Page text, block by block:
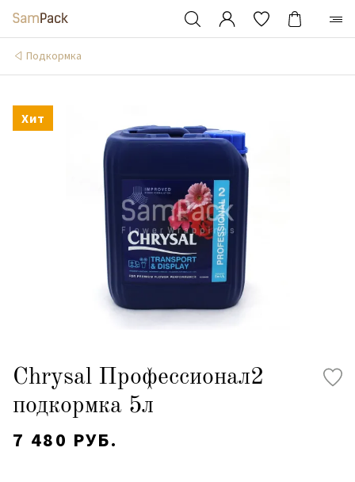
Подкормка
Хит
Chrysal Профессионал2
подкормка 5л
7 480 РУБ.